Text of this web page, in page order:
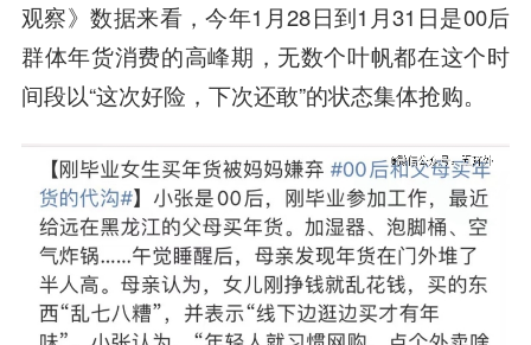
观察》数据来看，今年1月28日到1月31日是00后
群体年货消费的高峰期，无数个叶帆都在这个时
间段以“这次好险，下次还敢”的状态集体抢购。